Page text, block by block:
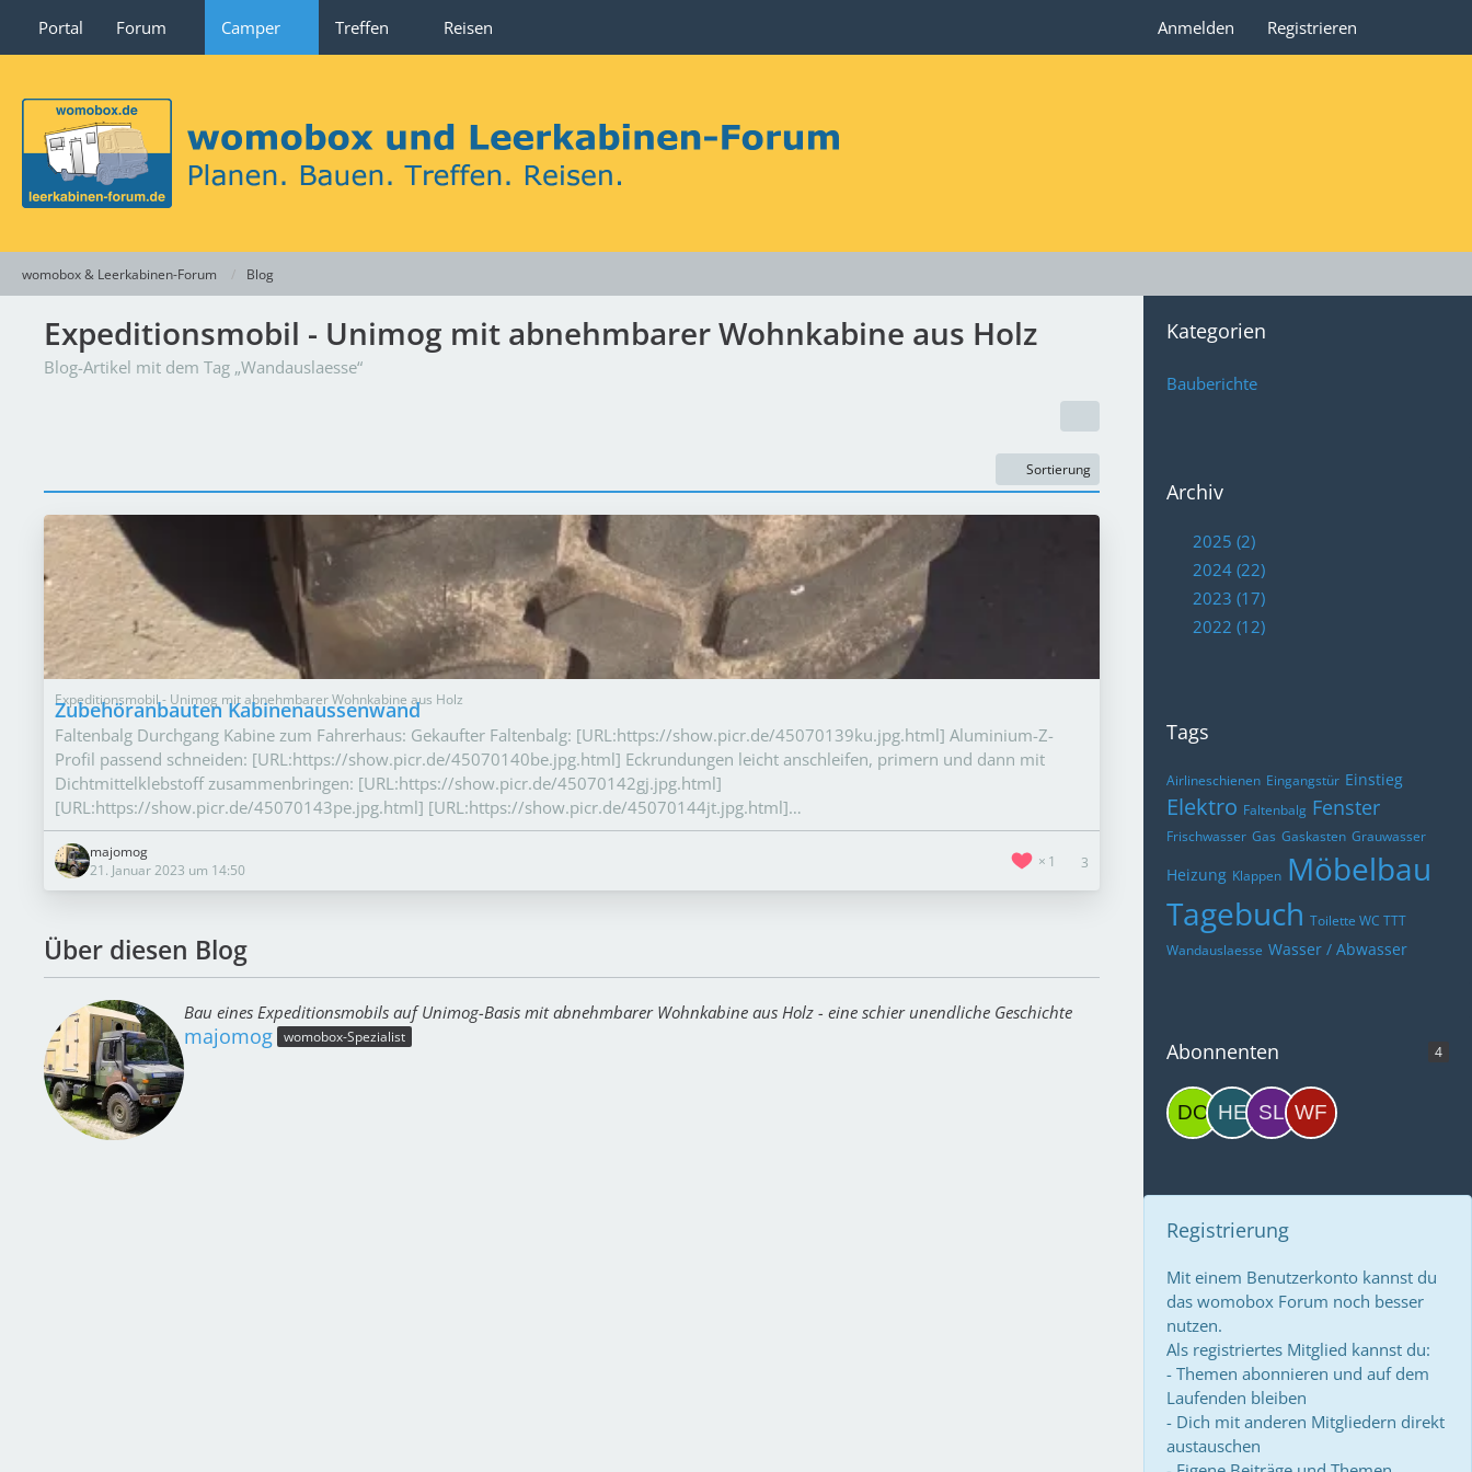
Portal Forum Camper Treffen Reisen Anmelden Registrieren
womobox & Leerkabinen-Forum Blog
Expeditionsmobil - Unimog mit abnehmbarer Wohnkabine aus Holz
Blog-Artikel mit dem Tag „Wandauslaesse“
Sortierung
Expeditionsmobil - Unimog mit abnehmbarer Wohnkabine aus Holz
Zubehöranbauten Kabinenaussenwand
Faltenbalg Durchgang Kabine zum Fahrerhaus: Gekaufter Faltenbalg: [URL:https://show.picr.de/45070139ku.jpg.html] Aluminium-Z-
Profil passend schneiden: [URL:https://show.picr.de/45070140be.jpg.html] Eckrundungen leicht anschleifen, primern und dann mit
Dichtmittelklebstoff zusammenbringen: [URL:https://show.picr.de/45070142gj.jpg.html]
[URL:https://show.picr.de/45070143pe.jpg.html] [URL:https://show.picr.de/45070144jt.jpg.html]…
majomog
21. Januar 2023 um 14:50
1 3
Über diesen Blog
Bau eines Expeditionsmobils auf Unimog-Basis mit abnehmbarer Wohnkabine aus Holz - eine schier unendliche Geschichte
majomog womobox-Spezialist
Kategorien
Bauberichte
Archiv
2025 (2)
2024 (22)
2023 (17)
2022 (12)
Tags
Airlineschienen Eingangstür Einstieg
Elektro Faltenbalg Fenster
Frischwasser Gas Gaskasten Grauwasser
Heizung Klappen Möbelbau
Tagebuch Toilette WC TTT
Wandauslaesse Wasser / Abwasser
Abonnenten 4
Registrierung
Mit einem Benutzerkonto kannst du
das womobox Forum noch besser
nutzen.
Als registriertes Mitglied kannst du:
- Themen abonnieren und auf dem
Laufenden bleiben
- Dich mit anderen Mitgliedern direkt
austauschen